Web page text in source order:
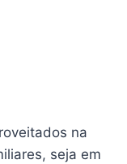
na
seja em